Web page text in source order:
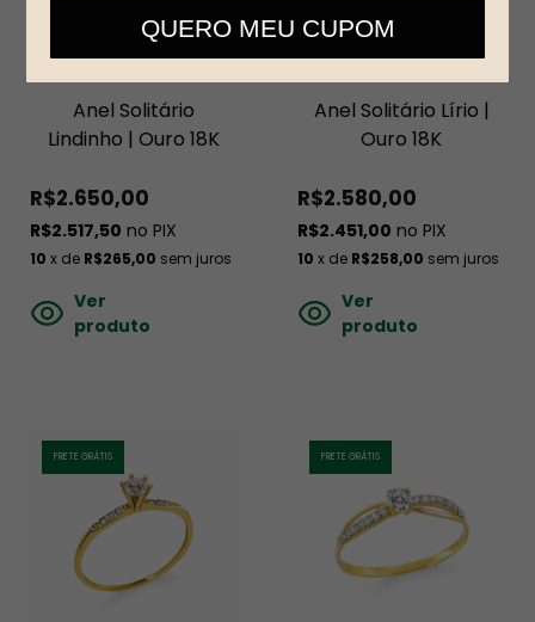
Anel Solitário
Lindinho | Ouro 18K
R$2.650,00
R$2.517,50 no PIX
10 x de R$265,00 sem juros
Ver
produto
Anel Solitário Lírio |
Ouro 18K
R$2.580,00
R$2.451,00 no PIX
10 x de R$258,00 sem juros
Ver
produto
FRETE GRÁTIS FRETE GRÁTIS
telefone
QUERO MEU CUPOM